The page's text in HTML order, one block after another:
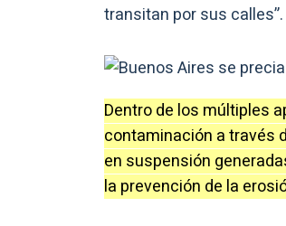
transitan por sus calles”.
Dentro de los múltiples
contaminación a través
en suspensión
la prevención de la